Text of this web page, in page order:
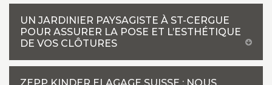
UN JARDINIER PAYSAGISTE À ST-CERGUE
POUR ASSURER LA POSE ET L’ESTHÉTIQUE
DE VOS CLÔTURES